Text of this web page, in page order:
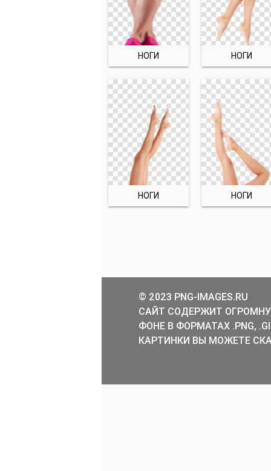
НОГИ НОГИ
НОГИ НОГИ
© 2023 PNG-IMAGES.RU
САЙТ СОДЕРЖИТ
ФОНЕ В ФОРМАТАХ .PNG,
КАРТИНКИ ВЫ МОЖЕТЕ